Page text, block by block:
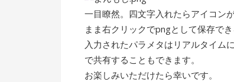
一目瞭然。四文字入れたらアイコン
まま右クリックでpngとして保存でき
入力されたパラメタはリアルタイム
で共有することもできます。
お楽しみいただけたら幸いです。